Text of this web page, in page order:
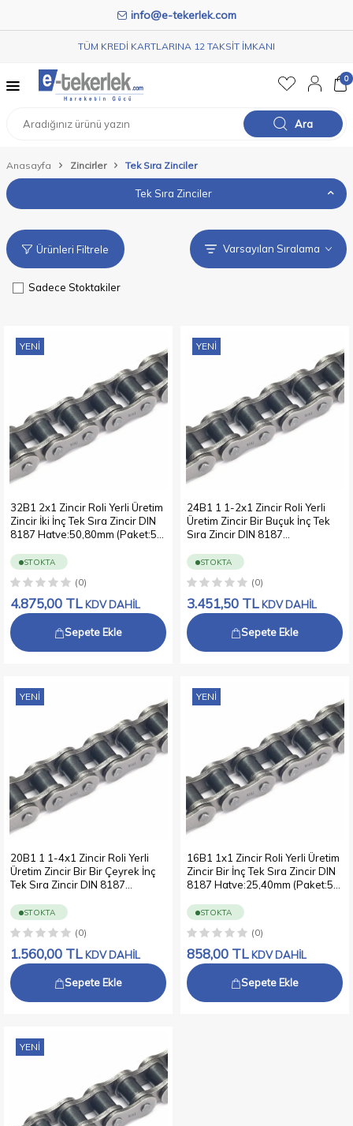
info@e-tekerlek.com
TÜM KREDİ KARTLARINA 12 TAKSİT İMKANI
Ara
0
Anasayfa Zincirler Tek Sıra Zinciler
Tek Sıra Zinciler
Ürünleri Filtrele
Sadece Stoktakiler
YENI
32B1 2x1 Zincir Roli Yerli Üretim
Zincir İki İnç Tek Sıra Zincir DIN
8187 Hatve:50,80mm (Paket:5
STOKTA
(0)
4.875,00 TL KDV DAHİL
Sepete Ekle
YENI
24B1 1 1-2x1 Zincir Roli Yerli
Üretim Zincir Bir Buçuk İnç Tek
Sıra Zincir DIN 8187
STOKTA
(0)
3.451,50 TL KDV DAHİL
Sepete Ekle
YENI
20B1 1 1-4x1 Zincir Roli Yerli
Üretim Zincir Bir Bir Çeyrek İnç
Tek Sıra Zincir DIN 8187
STOKTA
(0)
1.560,00 TL KDV DAHİL
Sepete Ekle
YENI
16B1 1x1 Zincir Roli Yerli Üretim
Zincir Bir İnç Tek Sıra Zincir DIN
8187 Hatve:25,40mm (Paket:5
STOKTA
(0)
858,00 TL KDV DAHİL
Sepete Ekle
YENI